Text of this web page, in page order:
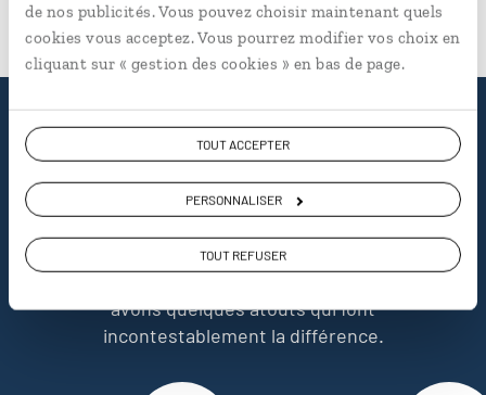
de nos publicités. Vous pouvez choisir maintenant quels
cookies vous acceptez. Vous pourrez modifier vos choix en
cliquant sur « gestion des cookies » en bas de page.
TOUT ACCEPTER
PERSONNALISER
TOUT REFUSER
Pourquoi voyager avec
nous
Soyons honnête, nous ne sommes pas les seuls
avons quelques atouts qui font
incontestablement la différence.